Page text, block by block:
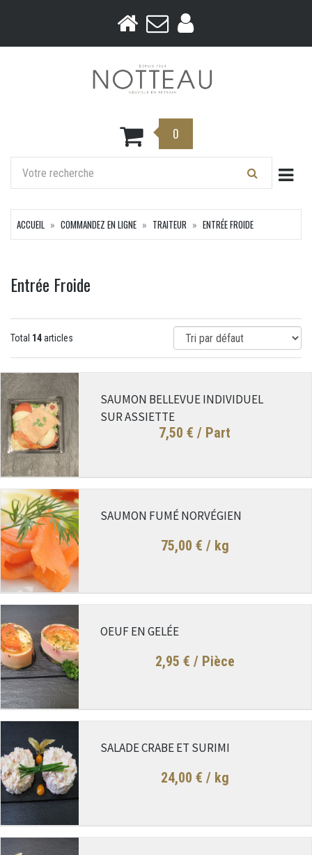
0
ACCUEIL COMMANDEZ EN LIGNE TRAITEUR ENTRÉE FROIDE
Entrée Froide
Total 14articles
SAUMON BELLEVUE INDIVIDUEL
SUR ASSIETTE
7,50 € / Part
SAUMON FUMÉ NORVÉGIEN
75,00 € / kg
OEUF EN GELÉE
2,95 € / Pièce
SALADE CRABE ET SURIMI
24,00 € / kg